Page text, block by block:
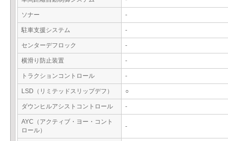
ソナー -
駐車支援システム -
センターデフロック -
横滑り防止装置 -
トラクションコントロール -
LSD（リミテッドスリップデフ） ○
ダウンヒルアシストコントロール -
AYC（アクティブ・ヨー・コント
ロール）
-